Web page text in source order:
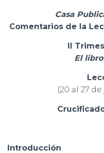
Casa
Comentarios de la
II
El
(20 al 27
Introducción